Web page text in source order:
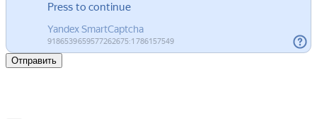
Отправить